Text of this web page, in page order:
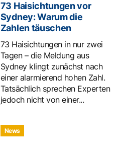
73 Haisichtungen vor
Sydney: Warum die
Zahlen täuschen
73 Haisichtungen in nur zwei
Tagen – die Meldung aus
Sydney klingt zunächst nach
einer alarmierend hohen Zahl.
Tatsächlich sprechen Experten
jedoch nicht von einer...
News